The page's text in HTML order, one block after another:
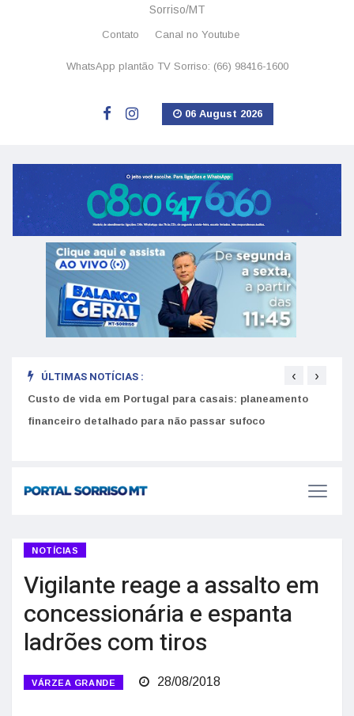
Sorriso/MT
Contato Canal no Youtube
WhatsApp plantão TV Sorriso: (66) 98416-1600
06 August 2026
ÚLTIMAS NOTÍCIAS :
Custo de vida em Portugal para casais: planeamento
financeiro detalhado para não passar sufoco
‹ ›
NOTÍCIAS
Vigilante reage a assalto em
concessionária e espanta
ladrões com tiros
VÁRZEA GRANDE 28/08/2018